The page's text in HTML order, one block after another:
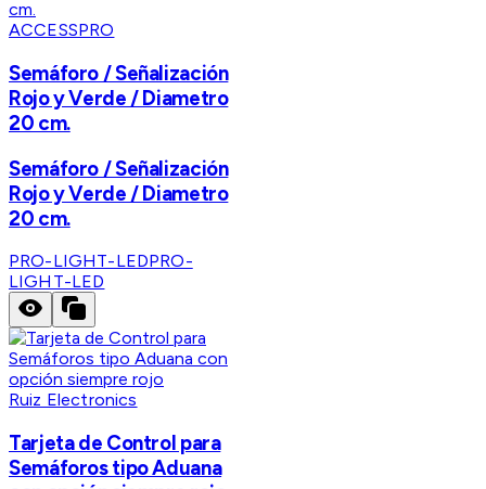
ACCESSPRO
Semáforo / Señalización
Rojo y Verde / Diametro
20 cm.
Semáforo / Señalización
Rojo y Verde / Diametro
20 cm.
PRO-LIGHT-LEDPRO-
LIGHT-LED
Ruiz Electronics
Tarjeta de Control para
Semáforos tipo Aduana